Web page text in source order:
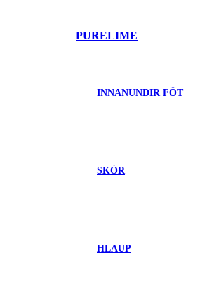
PURELIME
INNANUNDIR FÖT
SKÓR
HLAUP